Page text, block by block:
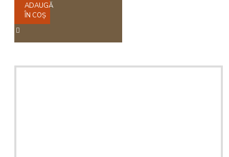
ADAUGĂ
ÎN COŞ